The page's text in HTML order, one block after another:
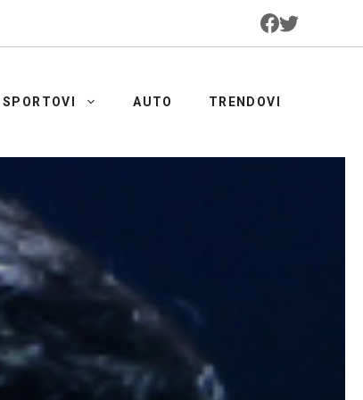
AUTO TRENDOVI